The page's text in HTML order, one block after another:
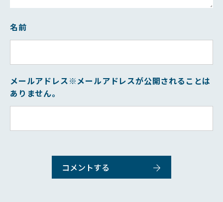
名前
メールアドレス※メールアドレスが公開されることは
ありません。